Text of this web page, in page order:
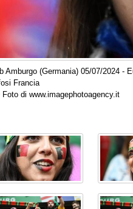
Amburgo (Germania) 05/07/2024 -
Francia
di www.imagephotoagency.it